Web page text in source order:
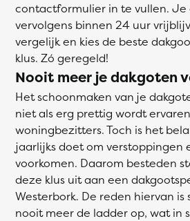
contactformulier in te vullen.
vervolgens binnen 24 uur
vergelijk en kies de beste
klus. Zó geregeld!
Nooit meer je dakgoten
Het schoonmaken van je
niet als erg prettig wordt
woningbezitters. Toch is het
jaarlijks doet om verstoppingen
voorkomen. Daarom besteden
deze klus uit aan een
Westerbork. De reden hiervan
nooit meer de ladder op, wat in